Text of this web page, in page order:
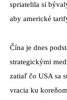
spriatelila si
aby americké
Čína je dnes
strategickými
zatiaľ čo USA sa
vracia ku